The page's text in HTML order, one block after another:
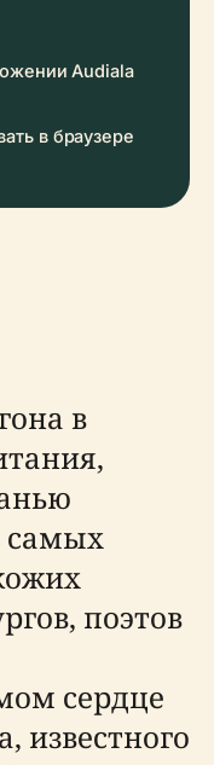
Audiala
в браузере
в
самых
поэтов
сердце
известного